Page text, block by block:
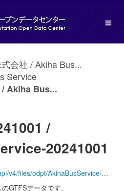
会社 / Akiha Bus...
Service
/ Akiha Bus...
/
20241001
アクセストークン/YOUR_ACCESS_TOKEN]
GTFSデータです。